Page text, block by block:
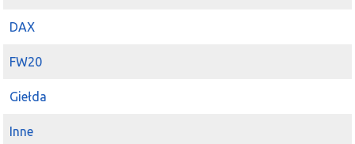
DAX
FW20
Giełda
Inne